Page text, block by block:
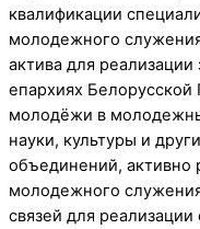
квалификации
молодежного
актива для
епархиях
молодёжи в
науки, культуры и
объединений, активно
молодежного
связей для